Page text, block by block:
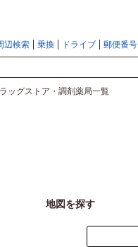
辺検索 乗換 ドライブ 郵便番号
ッグストア・調剤薬局一覧
地図を探す